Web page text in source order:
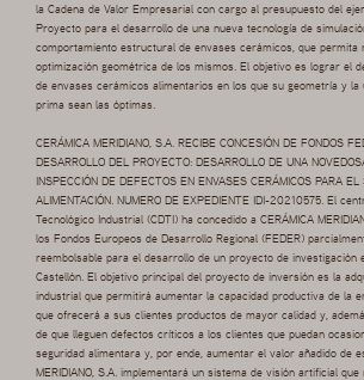
la Cadena de Valor Empresarial con cargo al presupuesto del
Proyecto para el desarrollo de una nueva tecnología de
comportamiento estructural de envases cerámicos, que permita
optimización geométrica de los mismos. El objetivo es lograr el
de envases cerámicos alimentarios en los que su geometría y la
prima sean las óptimas.
CERÁMICA MERIDIANO, S.A. RECIBE CONCESIÓN DE FONDOS
DESARROLLO DEL PROYECTO: DESARROLLO DE UNA
INSPECCIÓN DE DEFECTOS EN ENVASES CERÁMICOS PARA
ALIMENTACIÓN. NUMERO DE EXPEDIENTE IDI-20210575. El
Tecnológico Industrial (CDTI) ha concedido a CERÁMICA
los Fondos Europeos de Desarrollo Regional (FEDER)
reembolsable para el desarrollo de un proyecto de investigación
Castellón. El objetivo principal del proyecto de inversión es la
industrial que permitirá aumentar la capacidad productiva de la
que ofrecerá a sus clientes productos de mayor calidad y,
de que lleguen defectos críticos a los clientes que puedan
seguridad alimentara y, por ende, aumentar el valor añadido de
MERIDIANO, S.A. implementará un sistema de visión artificial